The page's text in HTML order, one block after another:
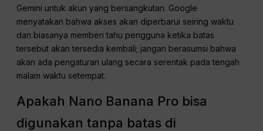
Gemini untuk akun yang bersangkutan. Google
menyatakan bahwa akses akan diperbarui seiring waktu
dan biasanya memberi tahu pengguna ketika batas
tersebut akan tersedia kembali; jangan berasumsi bahwa
akan ada pengaturan ulang secara serentak pada tengah
malam waktu setempat.
Apakah Nano Banana Pro bisa
digunakan tanpa batas di